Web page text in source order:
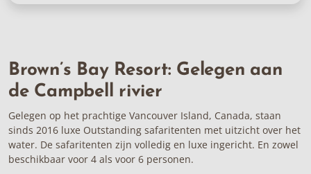
Brown’s Bay Resort: Gelegen aan
de Campbell rivier
Gelegen op het prachtige Vancouver Island, Canada, staan
sinds 2016 luxe Outstanding safaritenten met uitzicht over het
water. De safaritenten zijn volledig en luxe ingericht. En zowel
beschikbaar voor 4 als voor 6 personen.